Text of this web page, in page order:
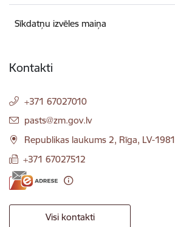
Sīkdatņu izvēles maiņa
Kontakti
+371 67027010
E-pasts:
pasts@zm.gov.lv
Republikas laukums 2, Rīga, LV-1981
+371 67027512
Visi kontakti